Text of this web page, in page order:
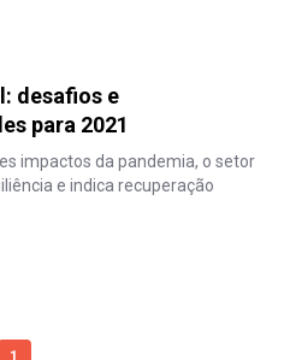
desafios e
para 2021
impactos da pandemia, o setor
e indica recuperação